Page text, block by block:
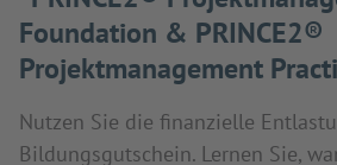
Foundation & PRINCE2®
Projektmanagement
Nutzen Sie die finanzielle
Bildungsgutschein. Lernen Sie,